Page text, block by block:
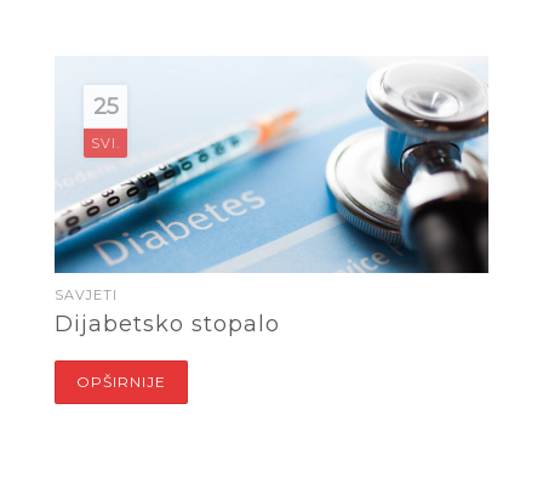
25
SVI.
SAVJETI
Dijabetsko stopalo
OPŠIRNIJE